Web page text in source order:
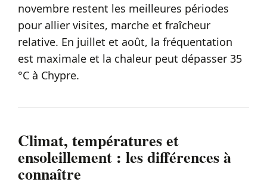
novembre restent les meilleures périodes
pour allier visites, marche et fraîcheur
relative. En juillet et août, la fréquentation
est maximale et la chaleur peut dépasser 35
°C à Chypre.
Climat, températures et
ensoleillement : les différences à
connaître